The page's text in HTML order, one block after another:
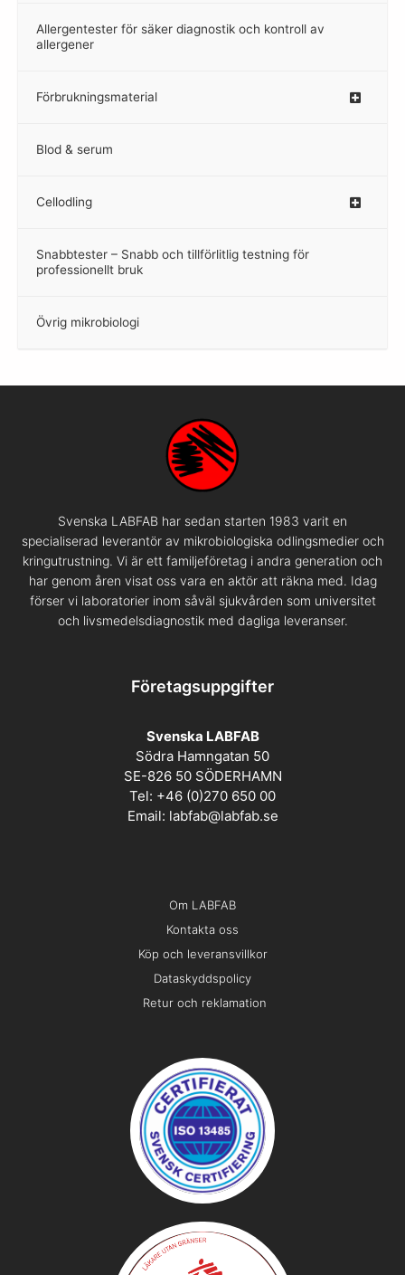
Allergentester för säker diagnostik och kontroll av
allergener
–
Förbrukningsmaterial
Blod & serum
Cellodling
–
Snabbtester – Snabb och tillförlitlig testning för
professionellt bruk
–
Övrig mikrobiologi
–
Svenska LABFAB har sedan starten 1983 varit en
specialiserad leverantör av mikrobiologiska odlingsmedier och
kringutrustning. Vi är ett familjeföretag i andra generation och
har genom åren visat oss vara en aktör att räkna med. Idag
förser vi laboratorier inom såväl sjukvården som universitet
och livsmedelsdiagnostik med dagliga leveranser.
Företagsuppgifter
Svenska LABFAB
Södra Hamngatan 50
SE-826 50 SÖDERHAMN
Tel: +46 (0)270 650 00
Email: labfab@labfab.se
Om LABFAB
Kontakta oss
Köp och leveransvillkor
Dataskyddspolicy
Retur och reklamation